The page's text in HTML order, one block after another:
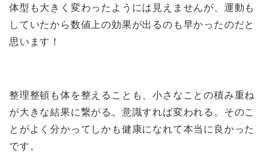
体型も大きく変わったようには見えませんが、運動も
していたから数値上の効果が出るのも早かったのだと
思います！
整理整頓も体を整えることも、小さなことの積み重ね
が大きな結果に繋がる。意識すれば変われる。そのこ
とがよく分かってしかも健康になれて本当に良かった
です。